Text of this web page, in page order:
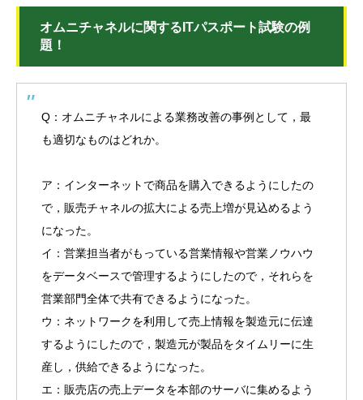
オムニチャネルに関するITパスポート試験の例
題！
Q：オムニチャネルによる業務改善の事例として，最
も適切なものはどれか。
ア：インターネットで商品を購入できるようにしたの
で，販売チャネルの拡大による売上増が見込めるよう
になった。
イ：営業担当者がもっている営業情報や営業ノウハウ
をデータベースで管理するようにしたので，それらを
営業部門全体で共有できるようになった。
ウ：ネットワークを利用して売上情報を製造元に伝達
するようにしたので，製造元が製品をタイムリーに生
産し，供給できるようになった。
エ：販売店の売上データを本部のサーバに集めるよう